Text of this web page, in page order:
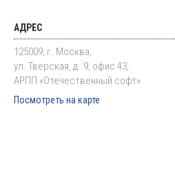
АДРЕС
125009, г. Москва,
ул. Тверская, д. 9, офис 43,
АРПП «Отечественный софт»
Посмотреть на карте